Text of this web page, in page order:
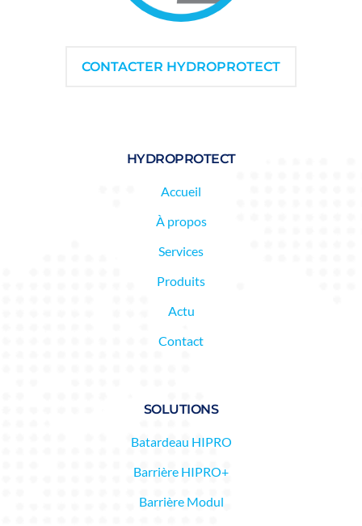
CONTACTER HYDROPROTECT
HYDROPROTECT
Accueil
À propos
Services
Produits
Actu
Contact
SOLUTIONS
Batardeau HIPRO
Barrière HIPRO+
Barrière Modul